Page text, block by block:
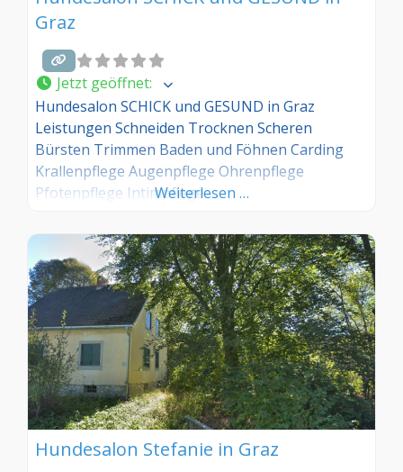
Graz
Jetzt geöffnet:
Hundesalon SCHICK und GESUND in Graz
Leistungen Schneiden Trocknen Scheren
Bürsten Trimmen Baden und Föhnen Carding
Krallenpflege Augenpflege Ohrenpflege
Pfotenpflege Intimpflege
Weiterlesen …
Hundesalon Stefanie in Graz